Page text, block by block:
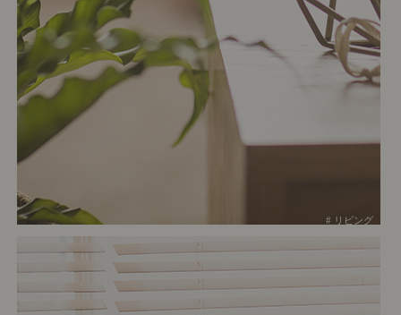
# リビング